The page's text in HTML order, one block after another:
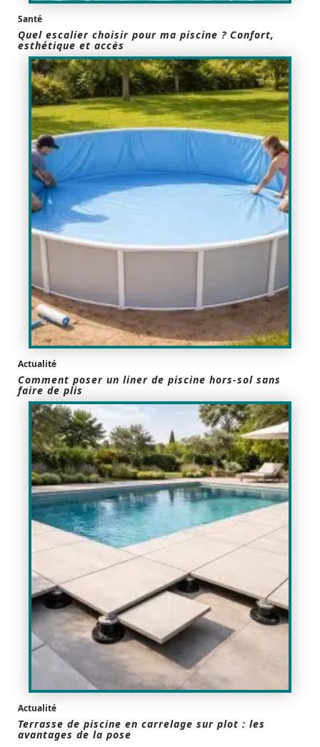
Santé
Quel escalier choisir pour ma piscine ? Confort,
esthétique et accès
Actualité
Comment poser un liner de piscine hors-sol sans
faire de plis
Actualité
Terrasse de piscine en carrelage sur plot : les
avantages de la pose